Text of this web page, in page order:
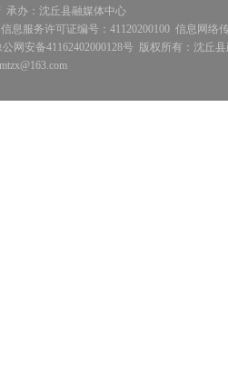
承办：沈丘县融媒体中心
息服务许可证编号：41120200100 信息网络
网安备41162402000128号 版权所有：沈丘